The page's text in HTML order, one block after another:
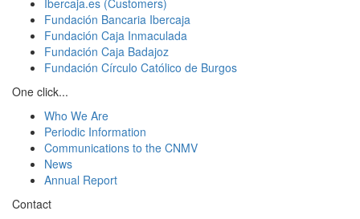
Ibercaja.es (Customers)
Fundación Bancaria Ibercaja
Fundación Caja Inmaculada
Fundación Caja Badajoz
Fundación Círculo Católico de Burgos
One click...
Who We Are
Periodic Information
Communications to the CNMV
News
Annual Report
Contact